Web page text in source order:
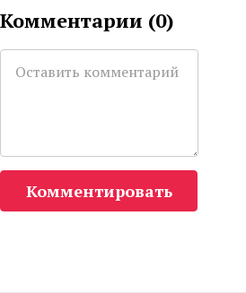
Комментарии (0)
Комментировать